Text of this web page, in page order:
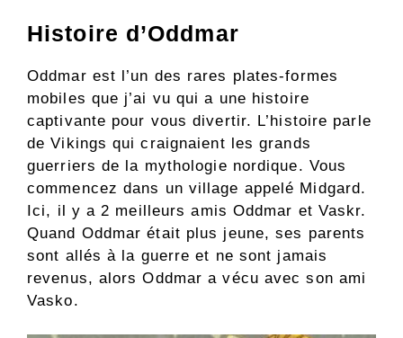
Histoire d’Oddmar
Oddmar est l’un des rares plates-formes
mobiles que j’ai vu qui a une histoire
captivante pour vous divertir. L’histoire parle
de Vikings qui craignaient les grands
guerriers de la mythologie nordique. Vous
commencez dans un village appelé Midgard.
Ici, il y a 2 meilleurs amis Oddmar et Vaskr.
Quand Oddmar était plus jeune, ses parents
sont allés à la guerre et ne sont jamais
revenus, alors Oddmar a vécu avec son ami
Vasko.